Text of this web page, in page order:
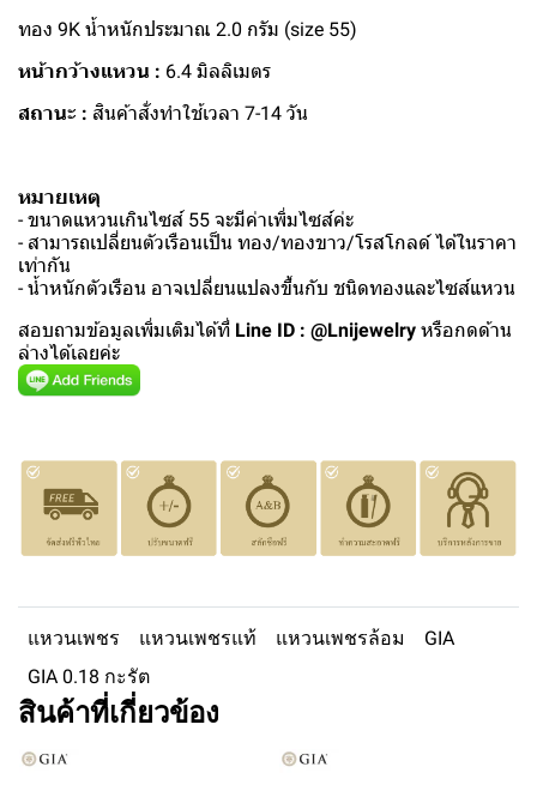
ทอง 9K น้ำหนักประมาณ 2.0 กรัม (size 55)
หน้ากว้างแหวน : 6.4 มิลลิเมตร
สถานะ : สินค้าสั่งทำใช้เวลา 7-14 วัน
หมายเหตุ
- ขนาดแหวนเกินไซส์ 55 จะมีค่าเพิ่มไซส์ค่ะ
- สามารถเปลี่ยนตัวเรือนเป็น ทอง/ทองขาว/โรสโกลด์ ได้ในราคา
เท่ากัน
- น้ำหนักตัวเรือน อาจเปลี่ยนแปลงขึ้นกับ ชนิดทองและไซส์แหวน
สอบถามข้อมูลเพิ่มเติมได้ที่ Line ID : @Lnijewelry หรือกดด้าน
ล่างได้เลยค่ะ
แหวนเพชร แหวนเพชรแท้ แหวนเพชรล้อม
GIA
GIA 0.18 กะรัต
สินค้าที่เกี่ยวข้อง